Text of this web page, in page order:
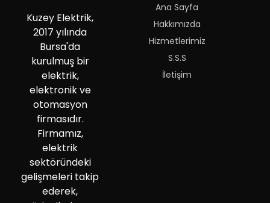
Kuzey Elektrik,
2017 yılında
Bursa'da
kurulmuş bir
elektrik,
elektronik ve
otomasyon
firmasıdır.
Firmamız,
elektrik
sektöründeki
gelişmeleri takip
ederek,
Ana Sayfa
Hakkımızda
Hizmetlerimiz
S.S.S
İletişim